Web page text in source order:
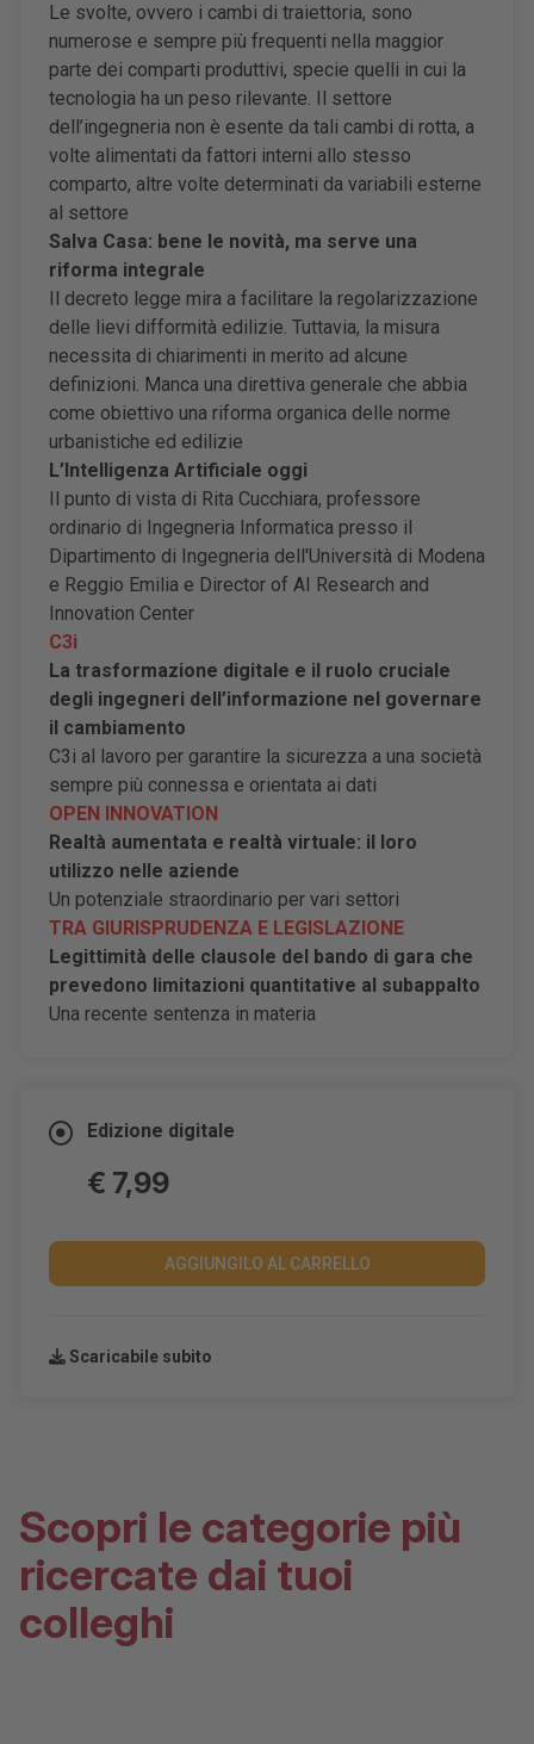
Le svolte, ovvero i cambi di traiettoria, sono
numerose e sempre più frequenti nella maggior
parte dei comparti produttivi, specie quelli in cui la
tecnologia ha un peso rilevante. Il settore
dell’ingegneria non è esente da tali cambi di rotta, a
volte alimentati da fattori interni allo stesso
comparto, altre volte determinati da variabili esterne
al settore
Salva Casa: bene le novità, ma serve una
riforma integrale
Il decreto legge mira a facilitare la regolarizzazione
delle lievi difformità edilizie. Tuttavia, la misura
necessita di chiarimenti in merito ad alcune
definizioni. Manca una direttiva generale che abbia
come obiettivo una riforma organica delle norme
urbanistiche ed edilizie
L’Intelligenza Artificiale oggi
Il punto di vista di Rita Cucchiara, professore
ordinario di Ingegneria Informatica presso il
Dipartimento di Ingegneria dell'Università di Modena
e Reggio Emilia e Director of AI Research and
Innovation Center
C3i
La trasformazione digitale e il ruolo cruciale
degli ingegneri dell’informazione nel governare
il cambiamento
C3i al lavoro per garantire la sicurezza a una società
sempre più connessa e orientata ai dati
OPEN INNOVATION
Realtà aumentata e realtà virtuale: il loro
utilizzo nelle aziende
Un potenziale straordinario per vari settori
TRA GIURISPRUDENZA E LEGISLAZIONE
Legittimità delle clausole del bando di gara che
prevedono limitazioni quantitative al subappalto
Una recente sentenza in materia
Edizione digitale
€ 7,99
AGGIUNGILO AL CARRELLO
Scaricabile subito
Scopri le categorie più
ricercate dai tuoi
colleghi